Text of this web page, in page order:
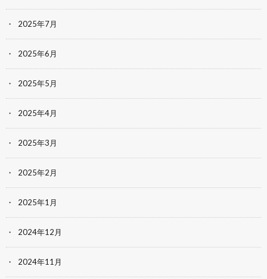
2025年7月
2025年6月
2025年5月
2025年4月
2025年3月
2025年2月
2025年1月
2024年12月
2024年11月